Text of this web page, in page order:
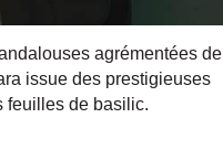
agrémentées de
issue des prestigieuses
feuilles de basilic.